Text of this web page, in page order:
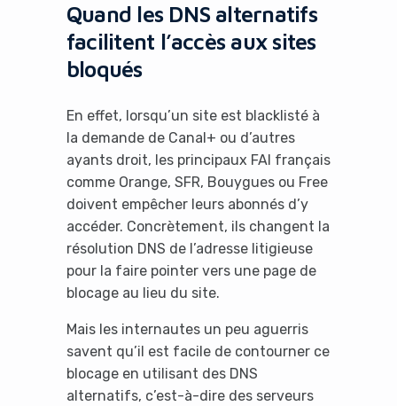
Quand les DNS alternatifs
facilitent l’accès aux sites
bloqués
En effet, lorsqu’un site est blacklisté à
la demande de Canal+ ou d’autres
ayants droit, les principaux FAI français
comme Orange, SFR, Bouygues ou Free
doivent empêcher leurs abonnés d’y
accéder. Concrètement, ils changent la
résolution DNS de l’adresse litigieuse
pour la faire pointer vers une page de
blocage au lieu du site.
Mais les internautes un peu aguerris
savent qu’il est facile de contourner ce
blocage en utilisant des DNS
alternatifs, c’est-à-dire des serveurs